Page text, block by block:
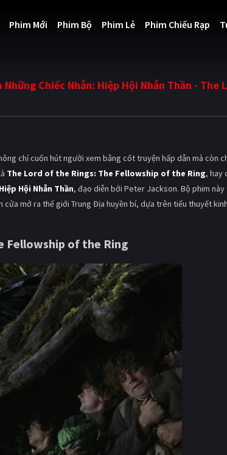
Phim Mới Phim Bộ Phim Lẻ Phim Chiếu Rạp
Chiếc Nhẫn: Hiệp Hội Nhẫn Thần - The
chỉ cuốn hút người xem bằng cốt truyện hấp dẫn mà còn
The Lord of the Rings: The Fellowship of the Ring, hay
Hội Nhẫn Thần, đạo diễn bởi Peter Jackson. Bộ phim này
mở ra thế giới Trung Địa huyền bí, dựa trên tiểu thuyết kinh
Fellowship of the Ring